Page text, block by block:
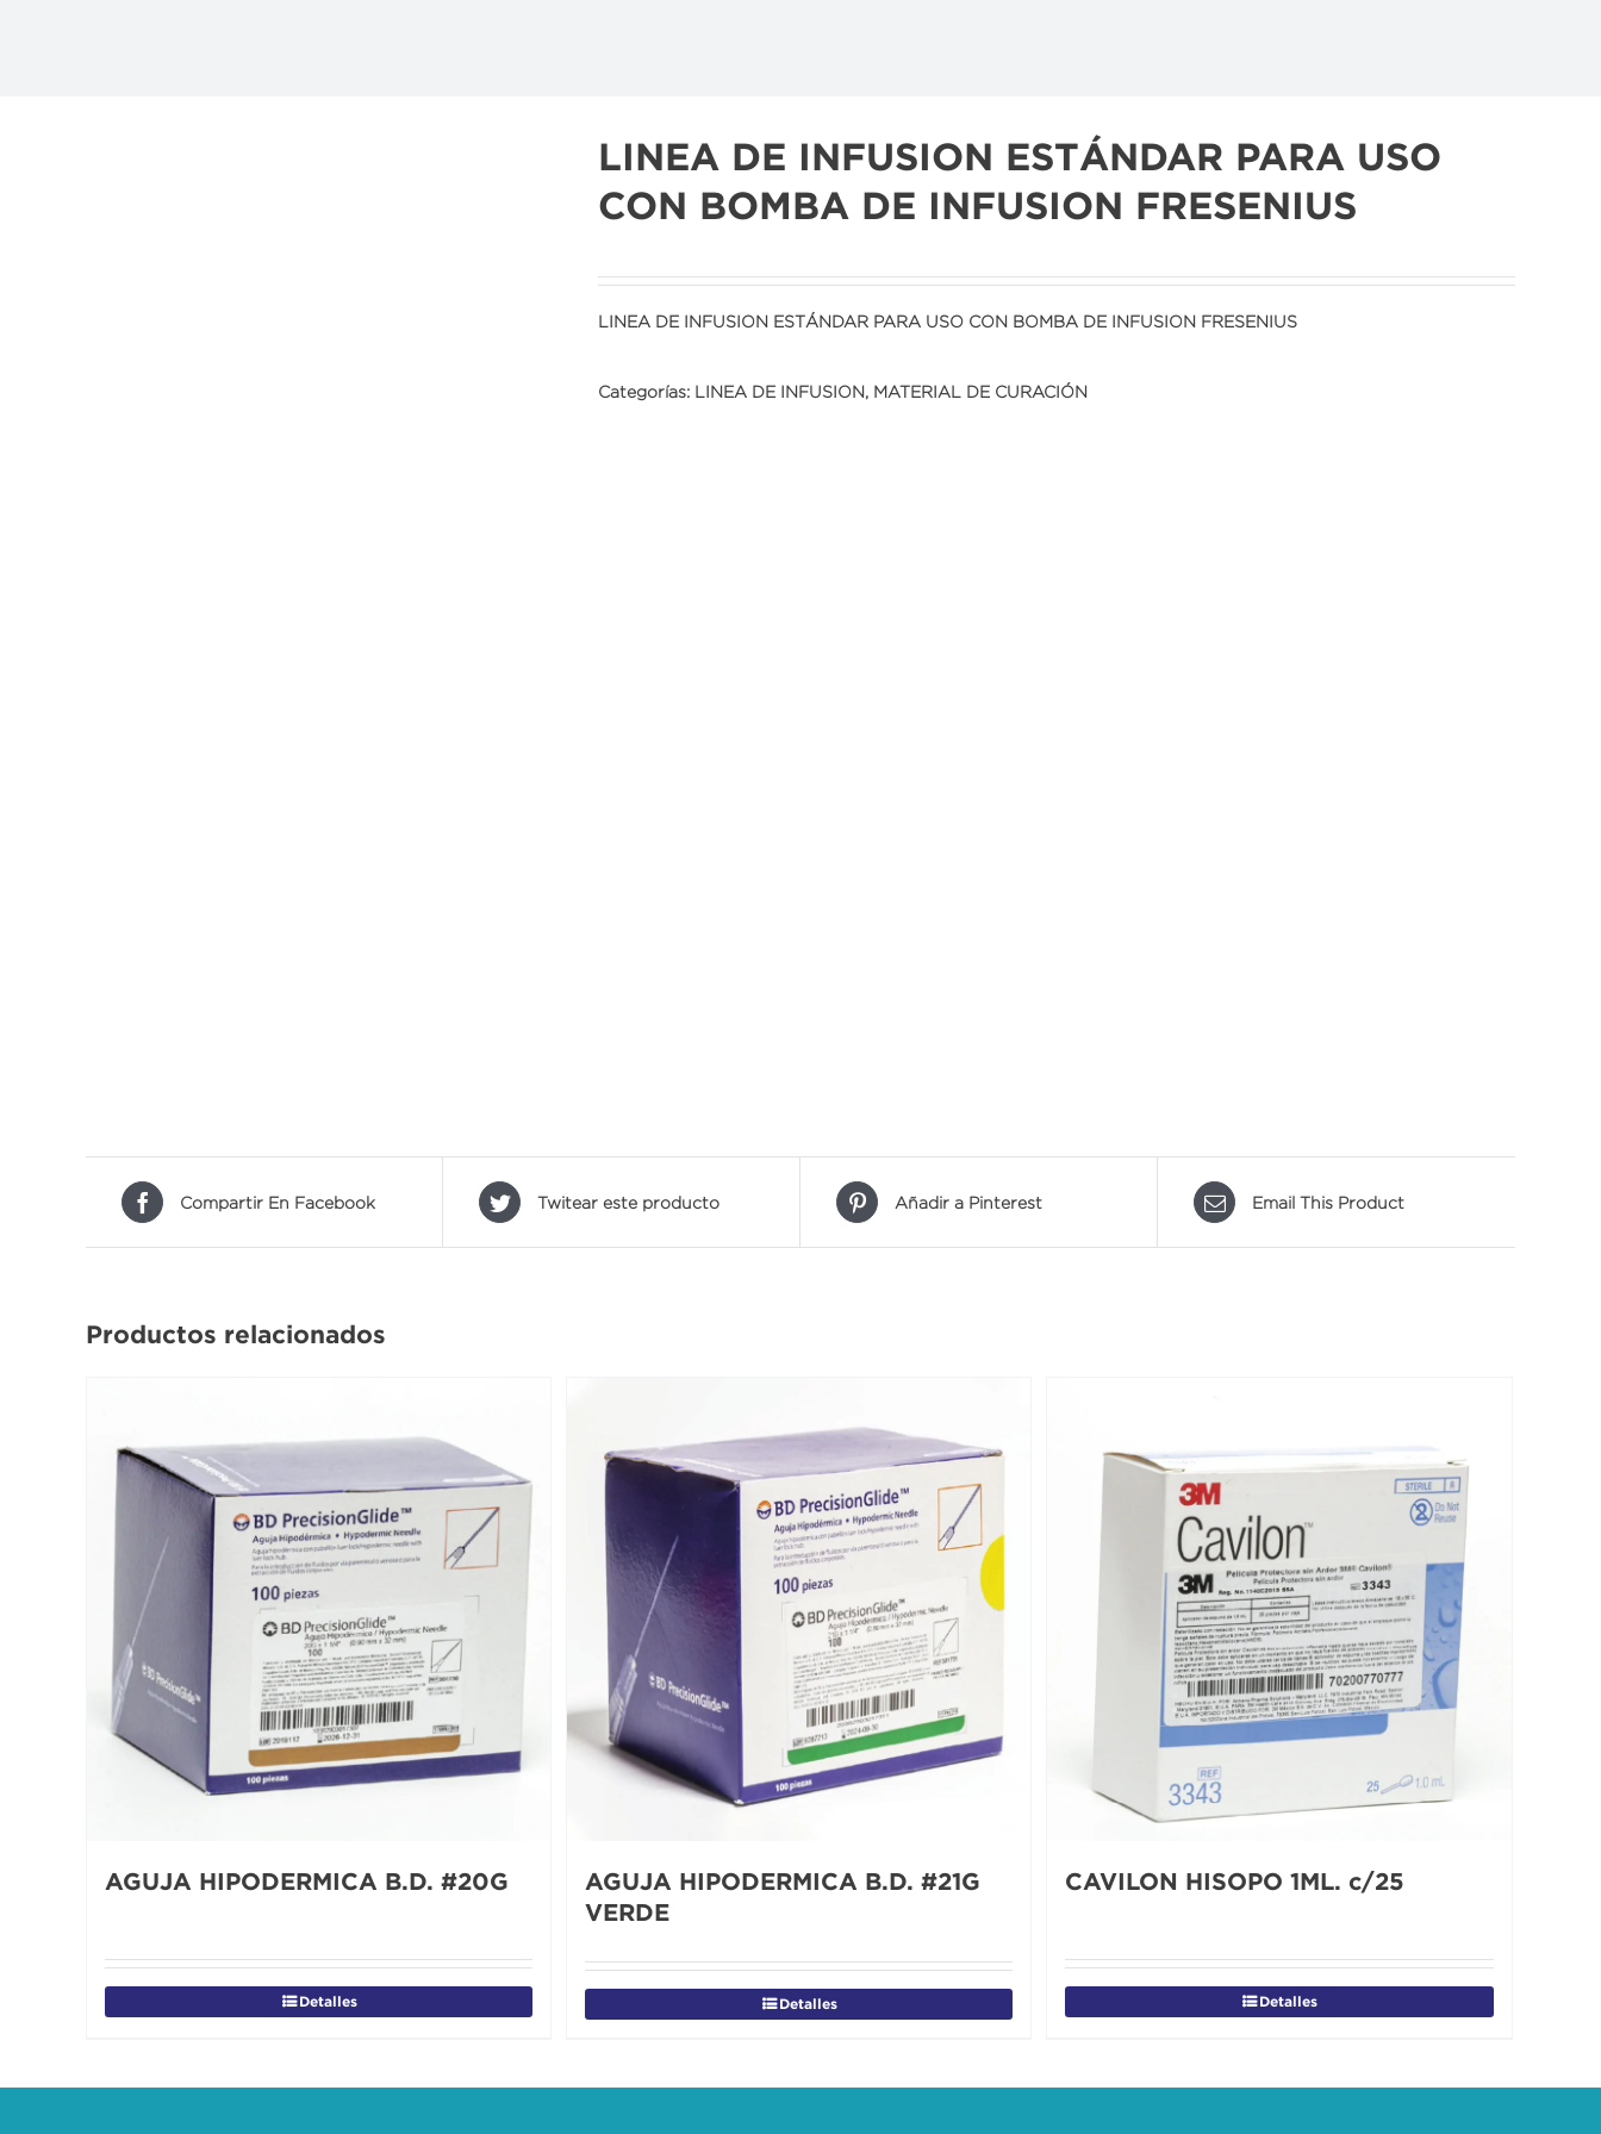
LINEA DE INFUSION ESTÁNDAR PARA USO
CON BOMBA DE INFUSION FRESENIUS
LINEA DE INFUSION ESTÁNDAR PARA USO CON BOMBA DE INFUSION FRESENIUS
Categorías: LINEA DE INFUSION, MATERIAL DE CURACIÓN
Compartir En Facebook Twitear este producto Añadir a Pinterest Email This Product
Productos relacionados
AGUJA HIPODERMICA B.D. #20G
Detalles
AGUJA HIPODERMICA B.D. #21G
VERDE
Detalles
CAVILON HISOPO 1ML. c/25
Detalles